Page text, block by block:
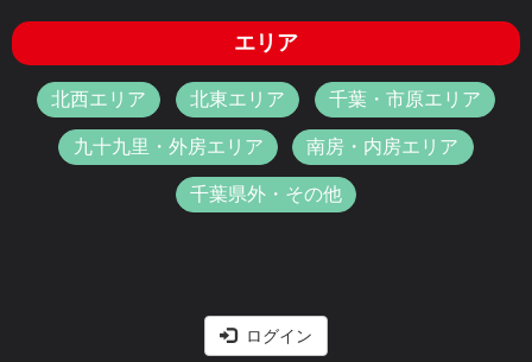
エリア
北西エリア 北東エリア 千葉・市原エリア
九十九里・外房エリア 南房・内房エリア
千葉県外・その他
ログイン